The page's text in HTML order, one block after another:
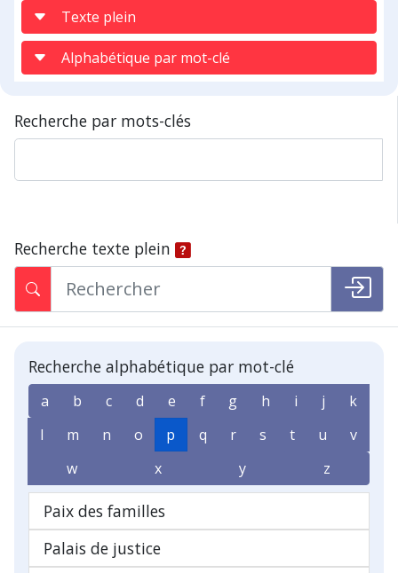
Texte plein
Alphabétique par mot-clé
Recherche par mots-clés
Recherche texte plein
Recherche alphabétique par mot-clé
a b c d e f g h i j
k
l
m n o p q r s t u
v
w
x y z
Paix des familles
Palais de justice